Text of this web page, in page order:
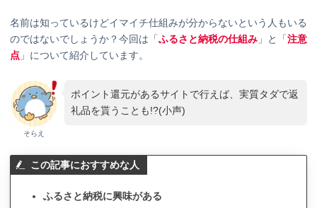
名前は知っているけどイマイチ仕組みが分からないという人もいる
のではないでしょうか？今回は「ふるさと納税の仕組み 」と「注意
点 」について紹介しています。
そらえ
ポイント還元があるサイトで行えば、実質タダで返
礼品を貰うことも!?(小声)
この記事におすすめな人
ふるさと納税に興味がある